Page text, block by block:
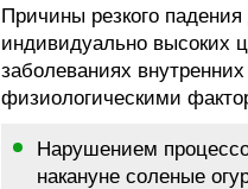
Причины резкого
индивидуально высоких
заболеваниях
физиологическими
Нарушением
накануне соленые